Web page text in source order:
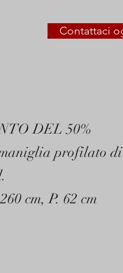
Contattaci
DEL 50%
profilato
cm, P. 62 cm